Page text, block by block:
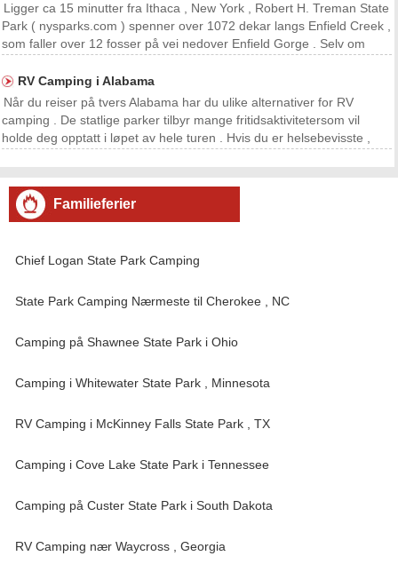
Ligger ca 15 minutter fra Ithaca , New York , Robert H. Treman State
Park ( nysparks.com ) spenner over 1072 dekar langs Enfield Creek ,
som faller over 12 fosser på vei nedover Enfield Gorge . Selv om
har denne tilstanden p
RV Camping i Alabama
Når du reiser på tvers Alabama har du ulike alternativer for RV
camping . De statlige parker tilbyr mange fritidsaktivitetersom vil
holde deg opptatt i løpet av hele turen . Hvis du er helsebevisste ,
Familieferier
Chief Logan State Park Camping
State Park Camping Nærmeste til Cherokee , NC
Camping på Shawnee State Park i Ohio
Camping i Whitewater State Park , Minnesota
RV Camping i McKinney Falls State Park , TX
Camping i Cove Lake State Park i Tennessee
Camping på Custer State Park i South Dakota
RV Camping nær Waycross , Georgia